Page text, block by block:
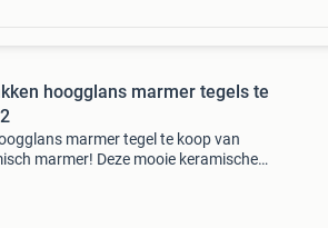
hoogglans marmer tegels te
marmer tegel te koop van
marmer! Deze mooie keramische